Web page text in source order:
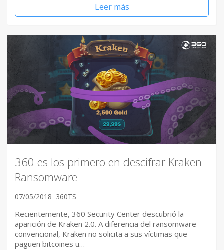
Leer más
360 es los primero en descifrar Kraken
Ransomware
07/05/2018 360TS
Recientemente, 360 Security Center descubrió la
aparición de Kraken 2.0. A diferencia del ransomware
convencional, Kraken no solicita a sus víctimas que
paguen bitcoines u…